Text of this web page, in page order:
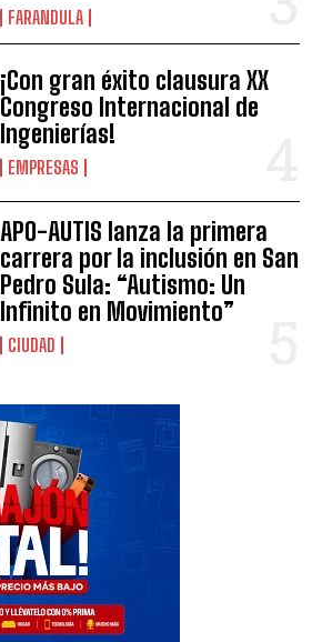
FARANDULA
¡Con gran éxito clausura XX
Congreso Internacional de
Ingenierías!
EMPRESAS
APO-AUTIS lanza la primera
carrera por la inclusión en San
Pedro Sula: “Autismo: Un
Infinito en Movimiento”
CIUDAD